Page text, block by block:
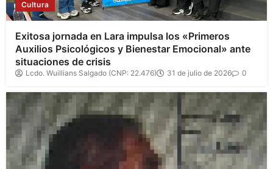
Cultura
Exitosa jornada en Lara impulsa los «Primeros
Auxilios Psicológicos y Bienestar Emocional» ante
situaciones de crisis
Lcdo. Wuillians Salgado (CNP: 22.476) 31 de julio de 2026 0